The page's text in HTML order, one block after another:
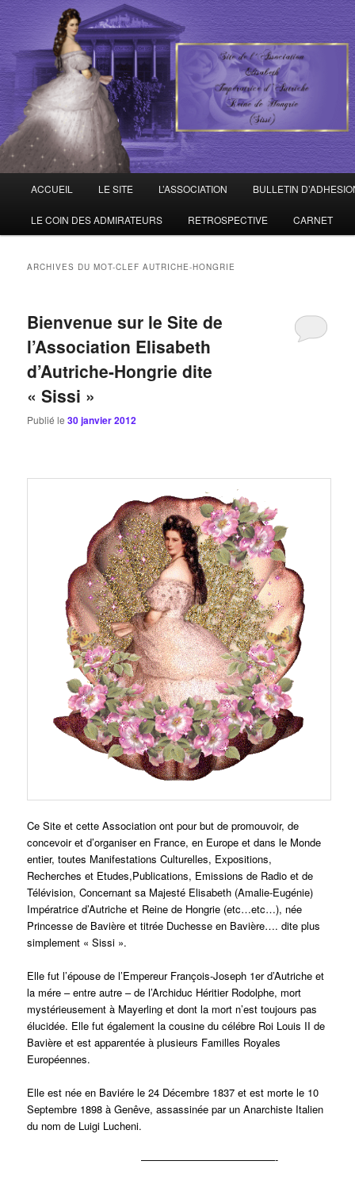
ELISABETH D'AUTRICHE –
HONGRIE
Site de l'Association Elisabeth Impératrice d'Autriche – Reine de Hongrie
Aller au contenu principal
Aller au contenu secondaire
ACCUEIL LE SITE L’ASSOCIATION BULLETIN
LE COIN DES ADMIRATEURS RETROSPECTIVE CARNET
ARCHIVES DU MOT-CLEFAUTRICHE-HONGRIE
Bienvenue sur le Site de
l’Association Elisabeth
d’Autriche-Hongrie dite
« Sissi »
Publié le30 janvier 2012
Ce Site et cette Association ont pour but de promouvoir, de
concevoir et d’organiser en France, en Europe et dans le Monde
entier, toutes Manifestations Culturelles, Expositions,
Recherches et Etudes,Publications, Emissions de Radio et de
Télévision, Concernant sa Majesté Elisabeth (Amalie-Eugénie)
Impératrice d’Autriche et Reine de Hongrie (etc…etc…), née
Princesse de Bavière et titrée Duchesse en Bavière…. dite plus
simplement « Sissi ».
Elle fut l’épouse de l’Empereur François-Joseph 1er d’Autriche et
la mére – entre autre – de l’Archiduc Héritier Rodolphe, mort
mystérieusement à Mayerling et dont la mort n’est toujours pas
élucidée. Elle fut également la cousine du célébre Roi Louis II de
Bavière et est apparentée à plusieurs Familles Royales
Européennes.
Elle est née en Baviére le 24 Décembre 1837 et est morte le 10
Septembre 1898 à Genêve, assassinée par un Anarchiste Italien
du nom de Luigi Lucheni.
—————————————-